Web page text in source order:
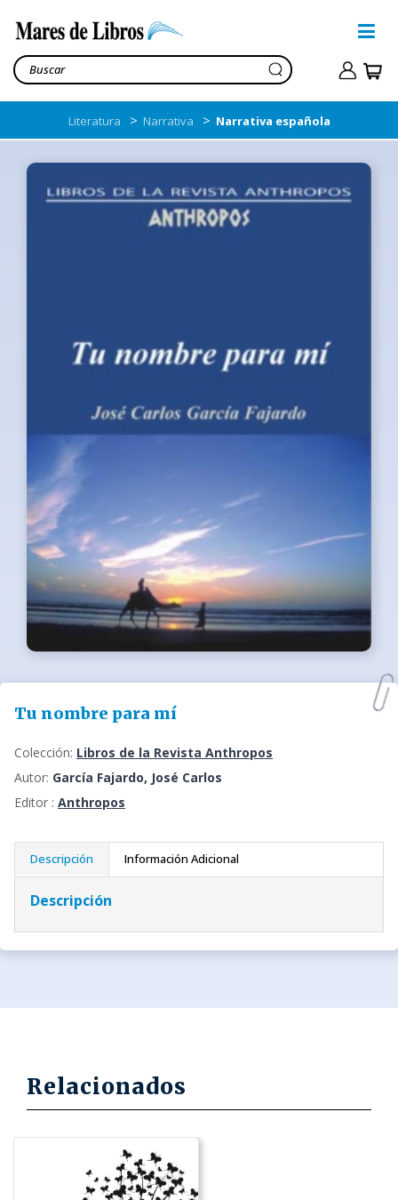
Literatura > Narrativa > Narrativa española
Tu nombre para mí
Colección: Libros de la Revista Anthropos
Autor: García Fajardo, José Carlos
Editor : Anthropos
Descripción Información Adicional
Descripción
Relacionados